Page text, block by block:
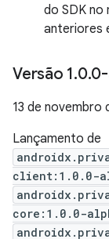
do SDK
anteriores
Versão 1.0.0-
13 de novembro
Lançamento de
client:1.0.0-
core:1.0.0-